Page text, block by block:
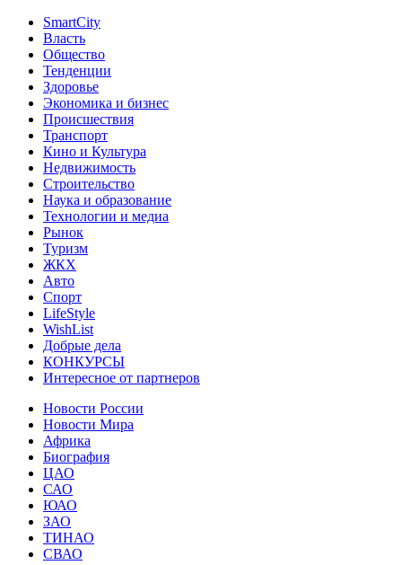
SmartCity
Власть
Общество
Тенденции
Здоровье
Экономика и бизнес
Происшествия
Транспорт
Кино и Культура
Недвижимость
Строительство
Наука и образование
Технологии и медиа
Рынок
Туризм
ЖКХ
Авто
Спорт
LifeStyle
WishList
Добрые дела
КОНКУРСЫ
Интересное от партнеров
Новости России
Новости Мира
Африка
Биография
ЦАО
САО
ЮАО
ЗАО
ТИНАО
СВАО